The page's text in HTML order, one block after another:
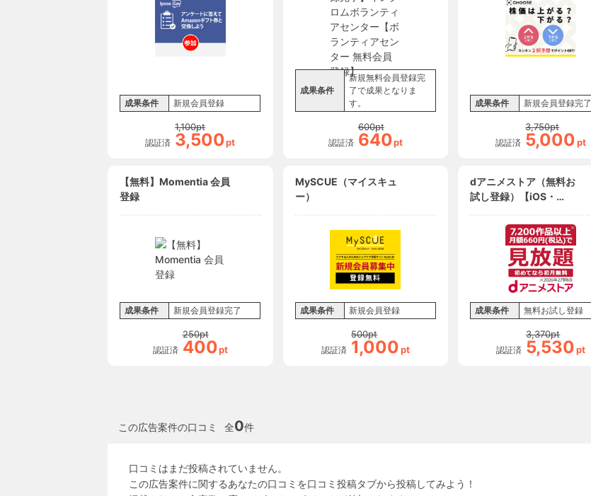
成果条件 新規会員登録
認証済
1,100pt
3,500pt
成果条件
新規無料会員登録完
了で成果となりま
す。
認証済
600pt
640pt
成果条件 新規会員登録完了
認証済
3,750pt
5,000pt
【無料】Momentia 会員
登録
成果条件 新規会員登録完了
認証済
250pt
400pt
MySCUE（マイスキュ
ー）
成果条件 新規会員登録
認証済
500pt
1,000pt
dアニメストア（無料お
試し登録）【iOS・
成果条件 無料お試し登録
認証済
3,370pt
5,530pt
この広告案件の口コミ 全0件
口コミはまだ投稿されていません。
この広告案件に関するあなたの口コミを口コミ投稿タブから投稿してみよう！